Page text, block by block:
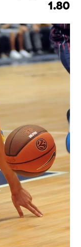
1.80